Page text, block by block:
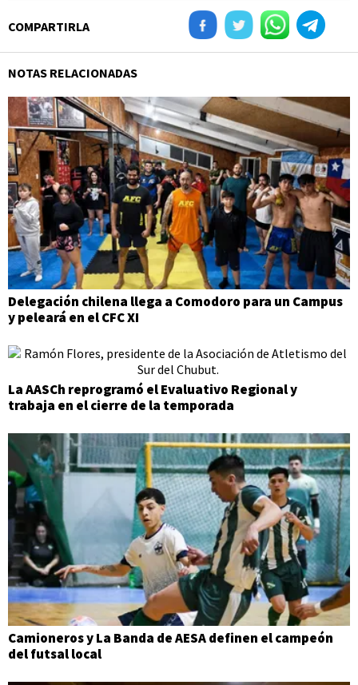
COMPARTIRLA
NOTAS RELACIONADAS
Delegación chilena llega a Comodoro para un Campus
y peleará en el CFC XI
La AASCh reprogramó el Evaluativo Regional y
trabaja en el cierre de la temporada
Camioneros y La Banda de AESA definen el campeón
del futsal local